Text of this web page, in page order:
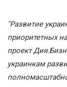
"Развитие
приоритетных
проект
украинкам